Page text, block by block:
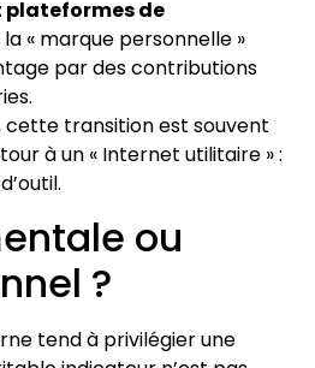
plateformes de
la « marque personnelle »
par des contributions
cette transition est souvent
à un « Internet utilitaire » :
ou
?
tend à privilégier une